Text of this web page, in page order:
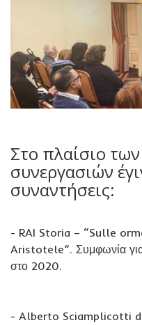
Στο πλαίσιο
συνεργασιών
συναντήσεις:
- RAI Storia – “Sulle
Aristotele”. Συμφωνία για
στο 2020.
- Alberto Sciamplicotti